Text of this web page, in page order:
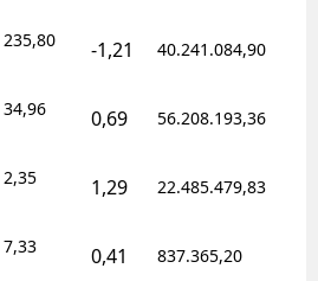
235,80 -1,21 40.241.084,90
34,96 0,69 56.208.193,36
2,35 1,29 22.485.479,83
7,33 0,41 837.365,20